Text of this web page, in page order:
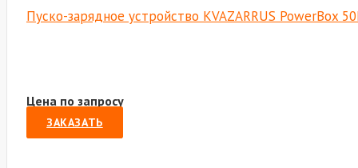
Пуско-зарядное устройство KVAZARRUS PowerBox
Цена по запросу
ЗАКАЗАТЬ